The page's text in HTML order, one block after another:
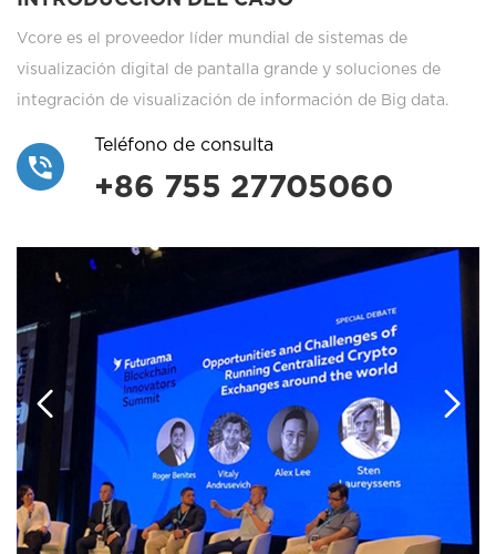
Vcore es el proveedor líder mundial de sistemas de
visualización digital de pantalla grande y soluciones de
integración de visualización de información de Big data.
Teléfono de consulta
+86 755 27705060